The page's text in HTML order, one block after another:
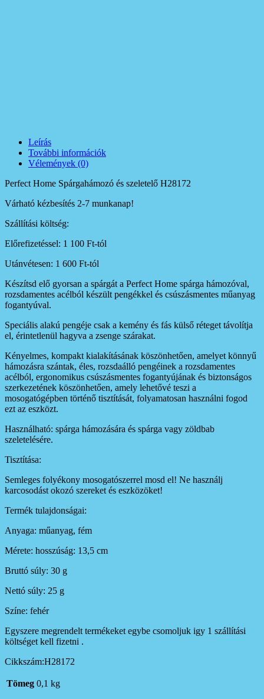
Leírás
További információk
Vélemények (0)
Perfect Home Spárgahámozó és szeletelő H28172
Várható kézbesítés 2-7 munkanap!
Szállítási költség:
Előrefizetéssel: 1 100 Ft-tól
Utánvétesen: 1 600 Ft-tól
Készítsd elő gyorsan a spárgát a Perfect Home spárga hámozóval,
rozsdamentes acélból készült pengékkel és csúszásmentes műanyag
fogantyúval.
Speciális alakú pengéje csak a kemény és fás külső réteget távolítja
el, érintetlenül hagyva a zsenge szárakat.
Kényelmes, kompakt kialakításának köszönhetően, amelyet könnyű
hámozásra szántak, éles, rozsdaálló pengéinek a rozsdamentes
acélból, ergonomikus csúszásmentes fogantyújának és biztonságos
szerkezetének köszönhetően, amely lehetővé teszi a
mosogatógépben történő tisztítását, folyamatosan használni fogod
ezt az eszközt.
Használható: spárga hámozására és spárga vagy zöldbab
szeletelésére.
Tisztítása:
Semleges folyékony mosogatószerrel mosd el! Ne használj
karcosodást okozó szereket és eszközöket!
Termék tulajdonságai:
Anyaga: műanyag, fém
Mérete: hosszúság: 13,5 cm
Bruttó súly: 30 g
Nettó súly: 25 g
Színe: fehér
Egyszere megrendelt termékeket egybe csomoljuk igy 1 szállítási
költséget kell fizetni .
Cikkszám:H28172
Tömeg 0,1 kg